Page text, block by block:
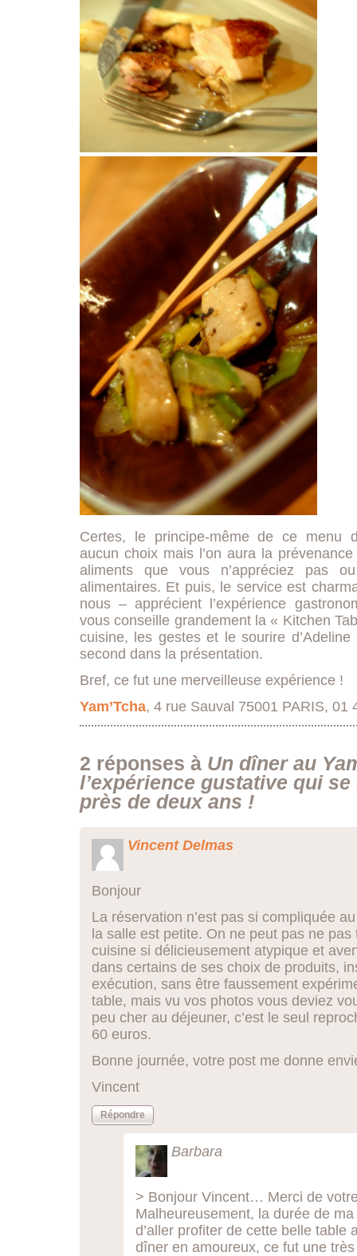
Certes, le principe-même de ce menu
aucun choix mais l’on aura la
aliments que vous n’appréciez pas
alimentaires. Et puis, le service est
nous – apprécient l’expérience
vous conseille grandement la « Kitchen
cuisine, les gestes et le sourire
second dans la présentation.
Bref, ce fut une merveilleuse expérience !
Yam’Tcha, 4 rue Sauval 75001 PARIS, 01
2 réponses à Un dîner au
l’expérience gustative qui
près de deux ans !
Vincent Delmas
Bonjour
La réservation n’est pas si compliquée
la salle est petite. On ne peut pas ne
cuisine si délicieusement atypique et
dans certains de ses choix de produits,
exécution, sans être faussement
table, mais vu vos photos vous deviez
peu cher au déjeuner, c’est le seul
60 euros.
Bonne journée, votre post me donne
Vincent
Répondre
Barbara
> Bonjour Vincent… Merci de
Malheureusement, la durée de
d’aller profiter de cette belle
dîner en amoureux, ce fut une